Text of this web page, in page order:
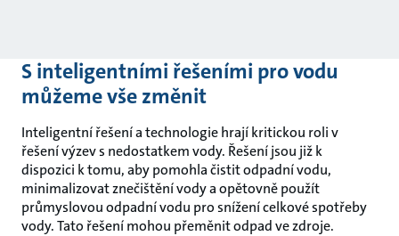
S inteligentními řešeními pro vodu
můžeme vše změnit
Inteligentní řešení a technologie hrají kritickou roli v
řešení výzev s nedostatkem vody. Řešení jsou již k
dispozici k tomu, aby pomohla čistit odpadní vodu,
minimalizovat znečištění vody a opětovně použít
průmyslovou odpadní vodu pro snížení celkové spotřeby
vody. Tato řešení mohou přeměnit odpad ve zdroje.